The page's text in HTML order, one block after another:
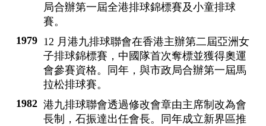
局合辦第一屆全港排球錦標賽及小童排球
賽。
1979 12 月港九排球聯會在香港主辦第二屆亞洲女
子排球錦標賽，中國隊首次奪標並獲得奧運
會參賽資格。同年，與市政局合辦第一屆馬
拉松排球賽。
1982 港九排球聯會透過修改會章由主席制改為會
長制，石振達出任會長。同年成立新界區推